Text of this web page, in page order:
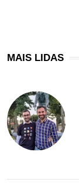
MAIS LIDAS